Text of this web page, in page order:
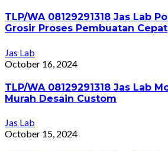
TLP/WA 08129291318 Jas Lab
Grosir Proses Pembuatan Cepat
Jas Lab
October 16, 2024
TLP/WA 08129291318 Jas Lab
Murah Desain Custom
Jas Lab
October 15, 2024